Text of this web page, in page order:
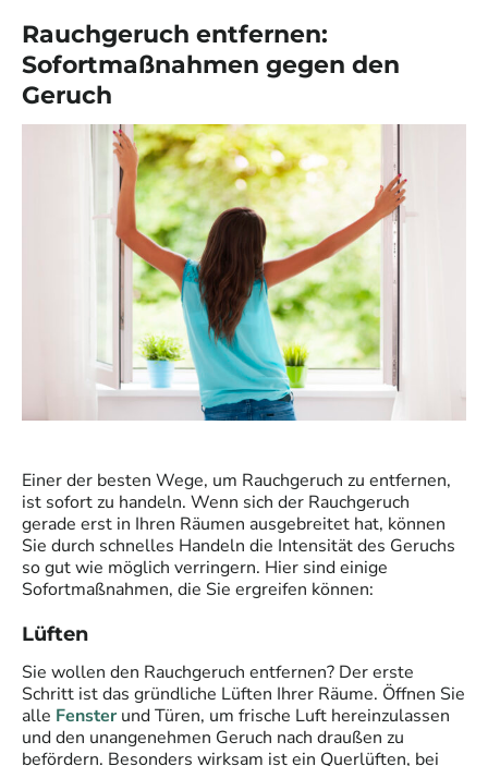
Rauchgeruch entfernen:
Sofortmaßnahmen gegen den
Geruch
Einer der besten Wege, um Rauchgeruch zu entfernen,
ist sofort zu handeln. Wenn sich der Rauchgeruch
gerade erst in Ihren Räumen ausgebreitet hat, können
Sie durch schnelles Handeln die Intensität des Geruchs
so gut wie möglich verringern. Hier sind einige
Sofortmaßnahmen, die Sie ergreifen können:
Lüften
Sie wollen den Rauchgeruch entfernen? Der erste
Schritt ist das gründliche Lüften Ihrer Räume. Öffnen Sie
alle Fenster und Türen, um frische Luft hereinzulassen
und den unangenehmen Geruch nach draußen zu
befördern. Besonders wirksam ist ein Querlüften, bei